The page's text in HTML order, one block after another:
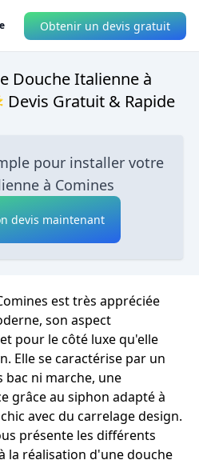
Obtenir un devis gratuit
Douche Italienne à
Devis Gratuit & Rapide
pour installer votre
à Comines
devis maintenant
est très appréciée
son aspect
pour le côté luxe qu'elle
Elle se caractérise par un
bac ni marche, une
grâce au siphon adapté à
avec du carrelage design.
présente les différents
la réalisation d'une douche